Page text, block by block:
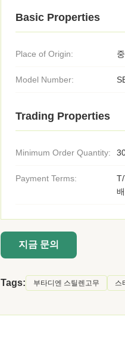
Basic Properties
Place of Origin:
Model Number:
Trading Properties
Minimum Order Quantity:
Payment Terms:
지금 문의
Tags: 부타디엔 스틸렌고무 스